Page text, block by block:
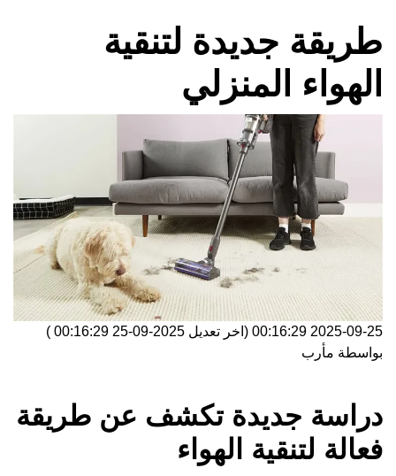
طريقة جديدة لتنقية
الهواء المنزلي
2025-09-25 00:16:29 (اخر تعديل 2025-09-25 00:16:29
)
بواسطة مأرب
دراسة جديدة تكشف عن طريقة
فعالة لتنقية الهواء